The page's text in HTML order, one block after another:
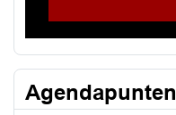
Agendapunten